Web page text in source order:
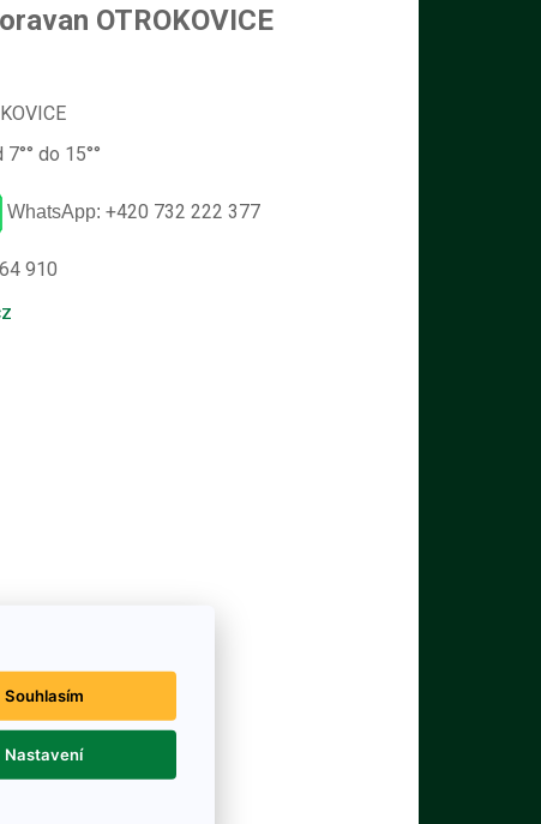
OTROKOVICE
do 15°°
WhatsApp: +420 732 222 377
910
Souhlasím
Nastavení